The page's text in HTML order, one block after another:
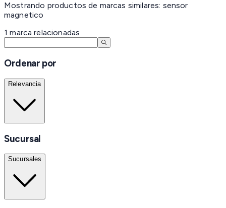
Mostrando productos de marcas similares: sensor
magnetico
1 marca relacionadas
Ordenar por
Relevancia
Sucursal
Sucursales